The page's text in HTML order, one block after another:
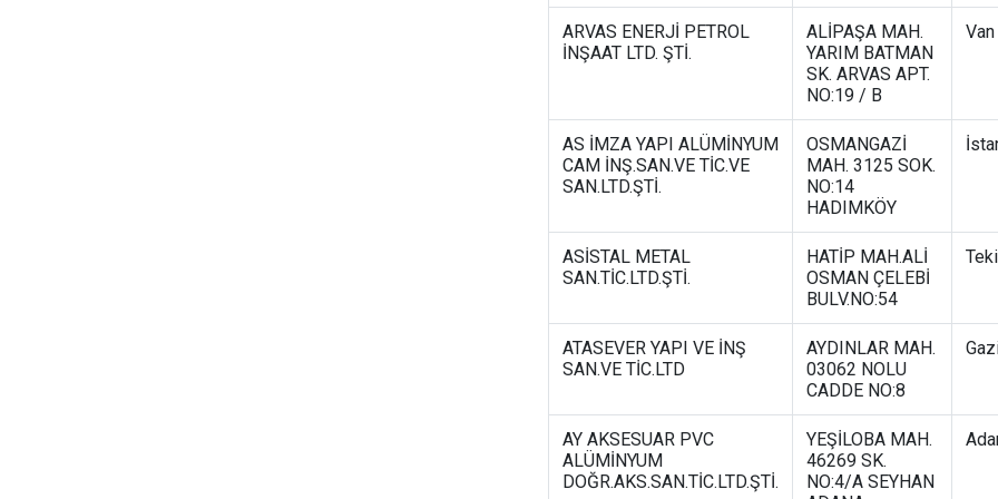
ARVAS ENERJİ PETROL
İNŞAAT LTD. ŞTİ.
ALİPAŞA MAH.
YARIM BATMAN
SK. ARVAS APT.
NO:19 / B
Van
AS İMZA YAPI ALÜMİNYUM
CAM İNŞ.SAN.VE TİC.VE
SAN.LTD.ŞTİ.
OSMANGAZİ
MAH. 3125 SOK.
NO:14
HADIMKÖY
ASİSTAL METAL
SAN.TİC.LTD.ŞTİ.
HATİP MAH.ALİ
OSMAN ÇELEBİ
BULV.NO:54
ATASEVER YAPI VE İNŞ
SAN.VE TİC.LTD
AYDINLAR MAH.
03062 NOLU
CADDE NO:8
AY AKSESUAR PVC
ALÜMİNYUM
DOĞR.AKS.SAN.TİC.LTD.ŞTİ.
YEŞİLOBA MAH.
46269 SK.
NO:4/A SEYHAN